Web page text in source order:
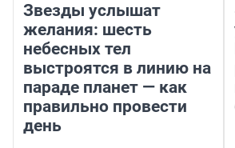
Звезды услышат
желания: шесть
небесных тел
выстроятся в линию на
параде планет — как
правильно провести
день